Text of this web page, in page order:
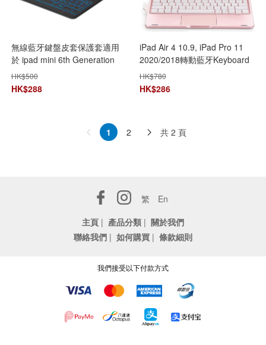
無線藍牙鍵盤皮套保護套適用
於 ipad mini 6th Generation
2021 |背光燈版本
HK$500
HK$288
iPad Air 4 10.9, iPad Pro 11
2020/2018轉動藍牙Keyboard
[2色]
HK$780
HK$286
1 2 共 2 頁
繁
En
主頁 | 產品分類 | 關於我們
聯絡我們 | 如何購買 | 條款細則
我們接受以下付款方式